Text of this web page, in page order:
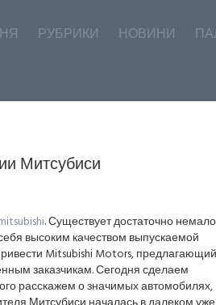
РУБРИКИ НОВИНИ
Митсубиси
. Существует достаточно немало
высоким качеством выпускаемой
Mitsubishi Motors, предлагающий
заказчикам. Сегодня сделаем
расскажем о значимых автомобилях,